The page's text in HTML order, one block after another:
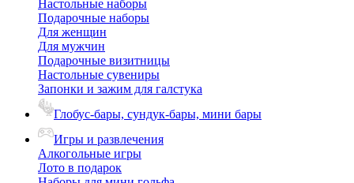
Настольные наборы
Подарочные наборы
Для женщин
Для мужчин
Подарочные визитницы
Настольные сувениры
Запонки и зажим для галстука
Глобус-бары, сундук-бары, мини бары
Игры и развлечения
Алкогольные игры
Лото в подарок